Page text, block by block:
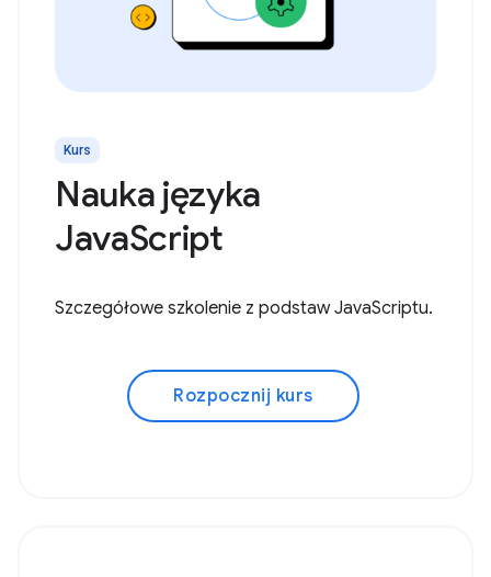
Kurs
Nauka języka
JavaScript
Szczegółowe szkolenie z podstaw JavaScriptu.
Rozpocznij kurs